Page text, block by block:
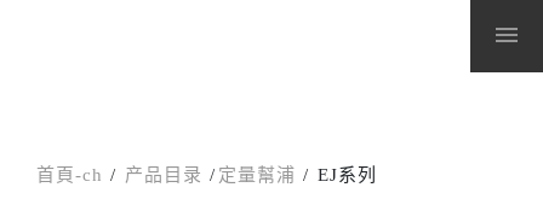
menu
首頁-ch 产品目录 定量幫浦 EJ系列